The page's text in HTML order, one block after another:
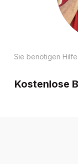
Sie benötigen
Kostenlose